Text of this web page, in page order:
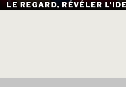
LE REGARD, RÉVÉLER